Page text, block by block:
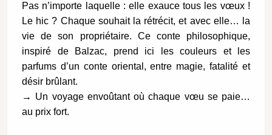
Pas n’importe laquelle : elle exauce tous les vœux !
Le hic ? Chaque souhait la rétrécit, et avec elle… la
vie de son propriétaire. Ce conte philosophique,
inspiré de Balzac, prend ici les couleurs et les
parfums d’un conte oriental, entre magie, fatalité et
désir brûlant.
→ Un voyage envoûtant où chaque vœu se paie…
au prix fort.